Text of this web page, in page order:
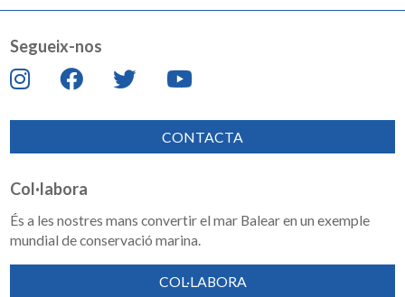
Segueix-nos
CONTACTA
Col·labora
És a les nostres mans convertir el mar Balear en un exemple
mundial de conservació marina.
COL·LABORA